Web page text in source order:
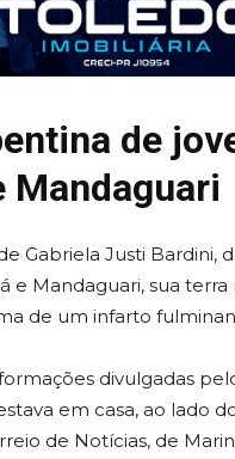
de
Mandaguari
Gabriela Justi Bardini,
e Mandaguari, sua
de um infarto
divulgadas
em casa, ao
de Notícias, de